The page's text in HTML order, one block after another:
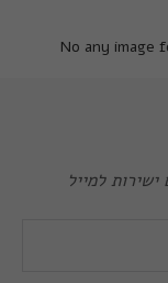
No any image
למייל